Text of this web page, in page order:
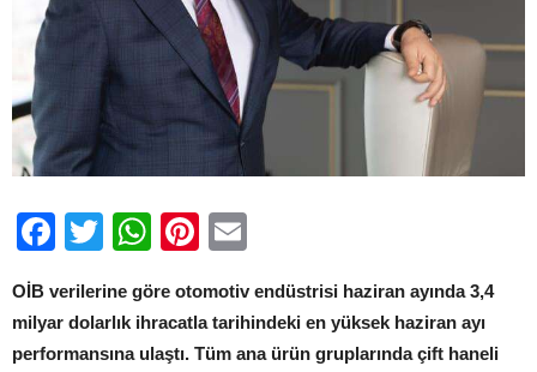
Facebook
TwitterWhatsApp
Pinterest
OİB verilerine göre otomotiv endüstrisi haziran ayında 3,4
milyar dolarlık ihracatla tarihindeki en yüksek haziran ayı
performansına ulaştı. Tüm ana ürün gruplarında çift haneli